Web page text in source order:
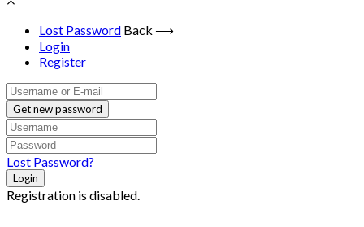
Lost Password Back ⟶
Login
Register
Get new password
Lost Password?
Login
Registration is disabled.